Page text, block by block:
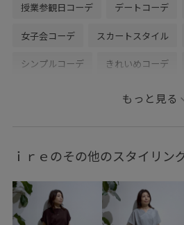
授業参観日コーデ デートコーデ
女子会コーデ スカートスタイル
シンプルコーデ きれいめコーデ
混合
ショルダーバッグ シューズ
0318PRESS対象商品 26mother'sday
もっと見る
ｉｒｅのその他のスタイリン